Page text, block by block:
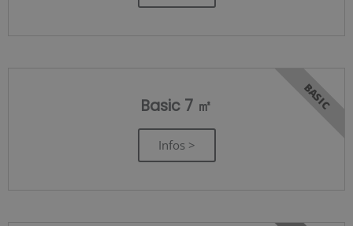
Basic 7 ㎡
Infos >
BASIC